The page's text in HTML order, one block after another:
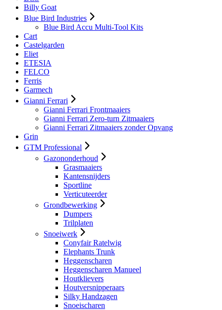
Billy Goat
Blue Bird Industries
Blue Bird Accu Multi-Tool Kits
Cart
Castelgarden
Eliet
ETESIA
FELCO
Ferris
Garmech
Gianni Ferrari
Gianni Ferrari Frontmaaiers
Gianni Ferrari Zero-turn Zitmaaiers
Gianni Ferrari Zitmaaiers zonder Opvang
Grin
GTM Professional
Gazononderhoud
Grasmaaiers
Kantensnijders
Sportline
Verticuteerder
Grondbewerking
Dumpers
Trilplaten
Snoeiwerk
Conyfair Ratelwig
Elephants Trunk
Heggenscharen
Heggenscharen Manueel
Houtklievers
Houtversnipperaars
Silky Handzagen
Snoeischaren